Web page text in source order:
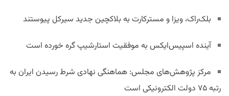
بلک‌راک، ویزا و مسترکارت به بلاکچین جدید سیرکل پیوستند
آینده اسپیس‌ایکس به موفقیت استارشیپ گره خورده است
مرکز پژوهش‌های مجلس: هماهنگی نهادی شرط رسیدن ایران به
رتبه ۷۵ دولت الکترونیکی است